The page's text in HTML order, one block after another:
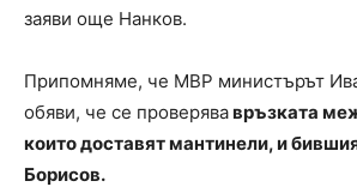
заяви още Нанков.
Припомняме, че МВР министърът
обяви, че се проверявавръзката
които доставят мантинели, и